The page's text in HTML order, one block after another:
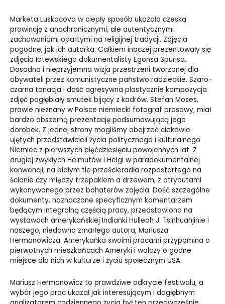
Marketa Luskacova w ciepły sposób ukazała czeską
prowincję z anachronicznymi, ale autentycznymi
zachowaniami opartymi na religijnej tradycji. Zdjęcia
pogodne, jak ich autorka. Całkiem inaczej prezentowały się
zdjęcia łotewskiego dokumentalisty Egonsa Spurisa.
Dosadna i nieprzyjemna wizja przestrzeni tworzonej dla
obywateli przez komunistyczne państwo radzieckie. Szaro-
czarna tonacja i dość agresywna plastycznie kompozycja
zdjęć pogłębiały smutek bijący z kadrów. Stefan Moses,
prawie nieznany w Polsce niemiecki fotograf prasowy, miał
bardzo obszerną prezentację podsumowującą jego
dorobek. Z jednej strony mogliśmy obejrzeć ciekawie
ujętych przedstawicieli życia politycznego i kulturalnego
Niemiec z pierwszych pięćdziesięciu powojennych lat. Z
drugiej zwykłych Helmutów i Helgi w paradokumentalnej
konwencji, na białym tle prześcieradła rozpostartego na
ścianie czy między trzepakiem a drzewem, z atrybutami
wykonywanego przez bohaterów zajęcia. Dość szczególne
dokumenty, naznaczone specyficznym komentarzem
będącym integralną częścią pracy, przedstawiono na
wystawach amerykańskiej Indianki Hulleah J. Tsinhuahjinie i
naszego, niedawno zmarłego autora, Mariusza
Hermanowicza. Amerykanka swoimi pracami przypomina o
pierwotnych mieszkańcach Ameryki i walczy o godne
miejsce dla nich w kulturze i życiu społecznym USA.
Mariusz Hermanowicz to prawdziwe odkrycie festiwalu, a
wybór jego prac ukazał jak interesującym i dogłębnym